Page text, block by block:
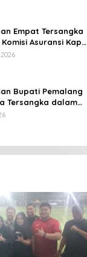
Empat Tersangka
Asuransi Kapal
Bupati Pemalang
Tersangka dalam
Pemerasan